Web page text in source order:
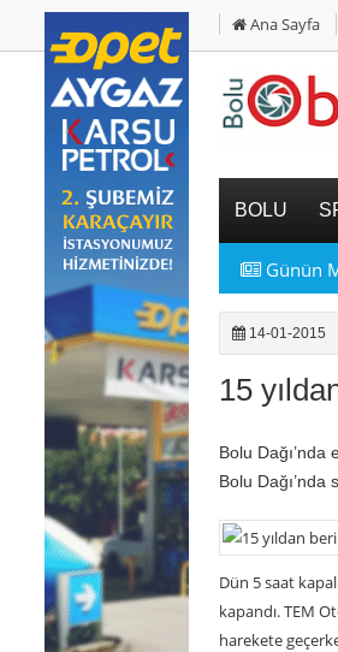
Ana Sayfa
BOLU
Günün
14-01-2015
15
Bolu Dağı’nda
Bolu Dağı’nda
Dün 5 saat
kapandı. TEM
harekete